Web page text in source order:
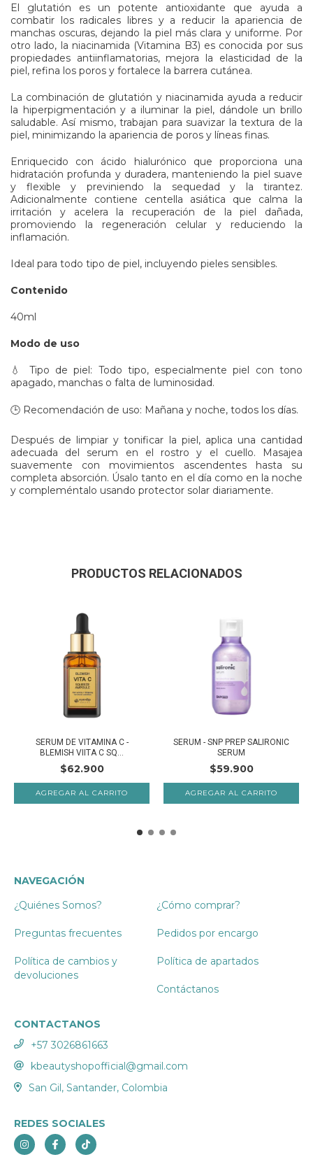
El glutatión es un potente antioxidante que ayuda a
combatir los radicales libres y a reducir la apariencia de
manchas oscuras, dejando la piel más clara y uniforme. Por
otro lado, la niacinamida (Vitamina B3) es conocida por sus
propiedades antiinflamatorias, mejora la elasticidad de la
piel, refina los poros y fortalece la barrera cutánea.
La combinación de glutatión y niacinamida ayuda a reducir
la hiperpigmentación y a iluminar la piel, dándole un brillo
saludable. Así mismo, trabajan para suavizar la textura de la
piel, minimizando la apariencia de poros y líneas finas.
Enriquecido con ácido hialurónico que proporciona una
hidratación profunda y duradera, manteniendo la piel suave
y flexible y previniendo la sequedad y la tirantez.
Adicionalmente contiene centella asiática que calma la
irritación y acelera la recuperación de la piel dañada,
promoviendo la regeneración celular y reduciendo la
inflamación.
Ideal para todo tipo de piel, incluyendo pieles sensibles.
Contenido
40ml
Modo de uso
💧 Tipo de piel: Todo tipo, especialmente piel con tono
apagado, manchas o falta de luminosidad.
🕒 Recomendación de uso: Mañana y noche, todos los días.
Después de limpiar y tonificar la piel, aplica una cantidad
adecuada del serum en el rostro y el cuello. Masajea
suavemente con movimientos ascendentes hasta su
completa absorción. Úsalo tanto en el día como en la noche
y compleméntalo usando protector solar diariamente.
PRODUCTOS RELACIONADOS
SERUM DE VITAMINA C -
BLEMISH VIITA C SQ...
$62.900
SERUM - SNP PREP SALIRONIC
SERUM
$59.900
NAVEGACIÓN
¿Quiénes Somos?
¿Cómo comprar?
Preguntas frecuentes Pedidos por encargo
Política de cambios y
devoluciones
Política de apartados
Contáctanos
CONTACTANOS
+57 3026861663
kbeautyshopofficial@gmail.com
San Gil, Santander, Colombia
REDES SOCIALES